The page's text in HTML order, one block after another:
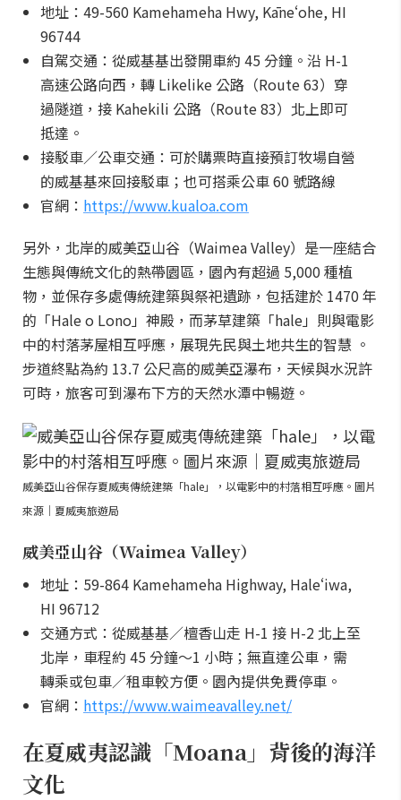
地址：49-560 Kamehameha Hwy, Kāneʻohe, HI
96744
自駕交通：從威基基出發開車約 45 分鐘。沿 H-1
高速公路向西，轉 Likelike 公路（Route 63）穿
過隧道，接 Kahekili 公路（Route 83）北上即可
抵達。
接駁車／公車交通：可於購票時直接預訂牧場自營
的威基基來回接駁車；也可搭乘公車 60 號路線
官網： https://www.kualoa.com
另外，北岸的威美亞山谷（Waimea Valley）是一座結合
生態與傳統文化的熱帶園區，園內有超過 5,000 種植
物，並保存多處傳統建築與祭祀遺跡，包括建於 1470 年
的「Hale o Lono」神殿，而茅草建築「hale」則與電影
中的村落茅屋相互呼應，展現先民與土地共生的智慧 。
步道終點為約 13.7 公尺高的威美亞瀑布，天候與水況許
可時，旅客可到瀑布下方的天然水潭中暢遊。
威美亞山谷保存夏威夷傳統建築「hale」，以電影中的村落相互呼應。圖片
來源｜夏威夷旅遊局
威美亞山谷（Waimea Valley）
地址：59-864 Kamehameha Highway, Haleʻiwa,
HI 96712
交通方式：從威基基／檀香山走 H-1 接 H-2 北上至
北岸，車程約 45 分鐘～1 小時；無直達公車，需
轉乘或包車／租車較方便。園內提供免費停車。
官網： https://www.waimeavalley.net/
在夏威夷認識「Moana」背後的海洋
文化